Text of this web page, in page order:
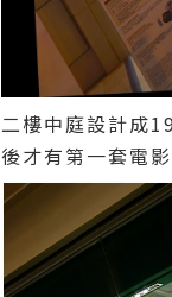
二樓中庭設計成
後才有第一套電